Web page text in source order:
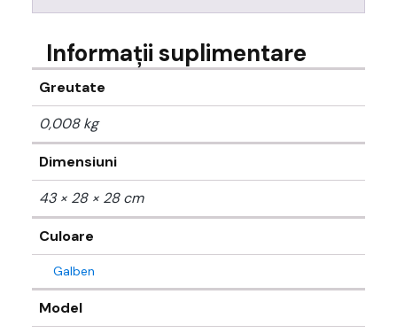
Informații suplimentare
Greutate
0,008 kg
Dimensiuni
43 × 28 × 28 cm
Culoare
Galben
Model